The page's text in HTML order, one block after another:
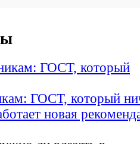
ГОСТ, который
новая